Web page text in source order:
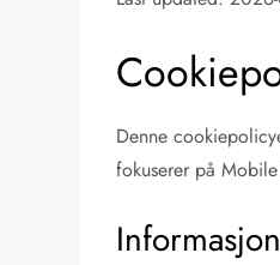
Denne
fokuserer på